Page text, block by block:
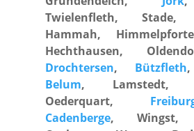
Twielenfleth, Stade,
Hammah,
Hechthausen,
Drochtersen, Bützfleth
Belum, Lamstedt,
Oederquart,
Cadenberge, Wingst,